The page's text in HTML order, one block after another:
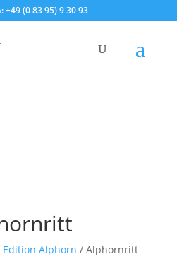
+49 (0 83 95) 9 30 93
Edition Alphorn / Alphornritt